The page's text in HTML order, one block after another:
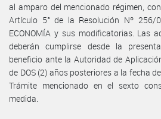
al amparo del mencionado régimen,
Artículo 5° de la Resolución Nº 256/
ECONOMÍA y sus modificatorias. Las
deberán cumplirse desde la
beneficio ante la Autoridad de
de DOS (2) años posteriores a la fecha
Trámite mencionado en el sexto
medida.